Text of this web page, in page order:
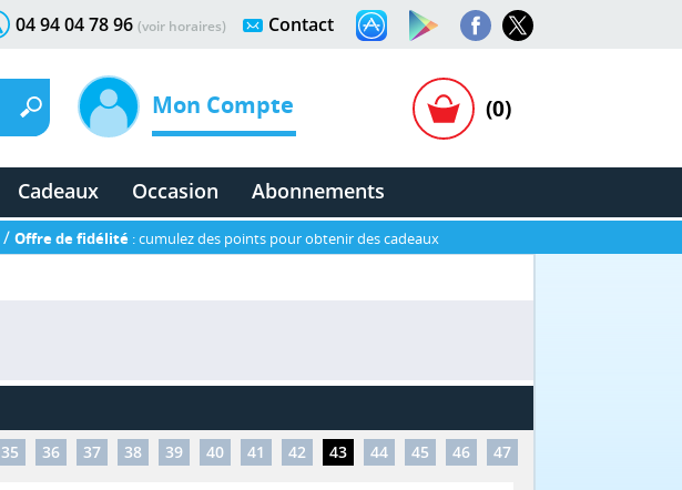
Contact
04 94 04 78 96 (voir horaires)
Mon Compte (0)
Cadeaux Occasion Abonnements
/ Offre de fidélité : cumulez des points pour obtenir des cadeaux
35 36 37 38 39 40 41 42 43 44 45 46 47